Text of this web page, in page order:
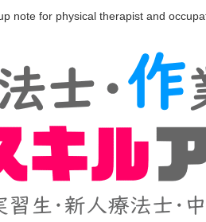
note for physical therapist and